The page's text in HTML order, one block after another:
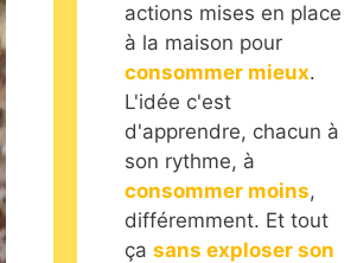
actions mises en place
à la maison pour
consommer mieux.
L'idée c'est
d'apprendre, chacun à
son rythme, à
consommer moins,
différemment. Et tout
ça sans exploser son